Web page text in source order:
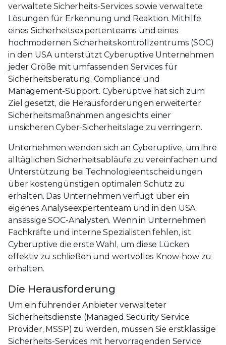
verwaltete Sicherheits-Services sowie verwaltete
Lösungen für Erkennung und Reaktion. Mithilfe
eines Sicherheitsexpertenteams und eines
hochmodernen Sicherheitskontrollzentrums (SOC)
in den USA unterstützt Cyberuptive Unternehmen
jeder Größe mit umfassenden Services für
Sicherheitsberatung, Compliance und
Management-Support. Cyberuptive hat sich zum
Ziel gesetzt, die Herausforderungen erweiterter
Sicherheitsmaßnahmen angesichts einer
unsicheren Cyber-Sicherheitslage zu verringern.
Unternehmen wenden sich an Cyberuptive, um ihre
alltäglichen Sicherheitsabläufe zu vereinfachen und
Unterstützung bei Technologieentscheidungen
über kostengünstigen optimalen Schutz zu
erhalten. Das Unternehmen verfügt über ein
eigenes Analyseexpertenteam und in den USA
ansässige SOC-Analysten. Wenn in Unternehmen
Fachkräfte und interne Spezialisten fehlen, ist
Cyberuptive die erste Wahl, um diese Lücken
effektiv zu schließen und wertvolles Know-how zu
erhalten.
Die Herausforderung
Um ein führender Anbieter verwalteter
Sicherheitsdienste (Managed Security Service
Provider, MSSP) zu werden, müssen Sie erstklassige
Sicherheits-Services mit hervorragenden Service